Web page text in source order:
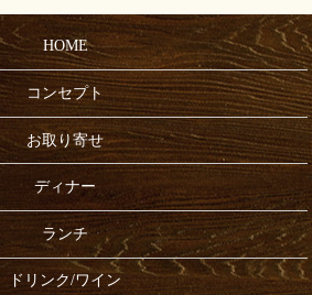
HOME
コンセプト
お取り寄せ
ディナー
ランチ
ドリンク/ワイン